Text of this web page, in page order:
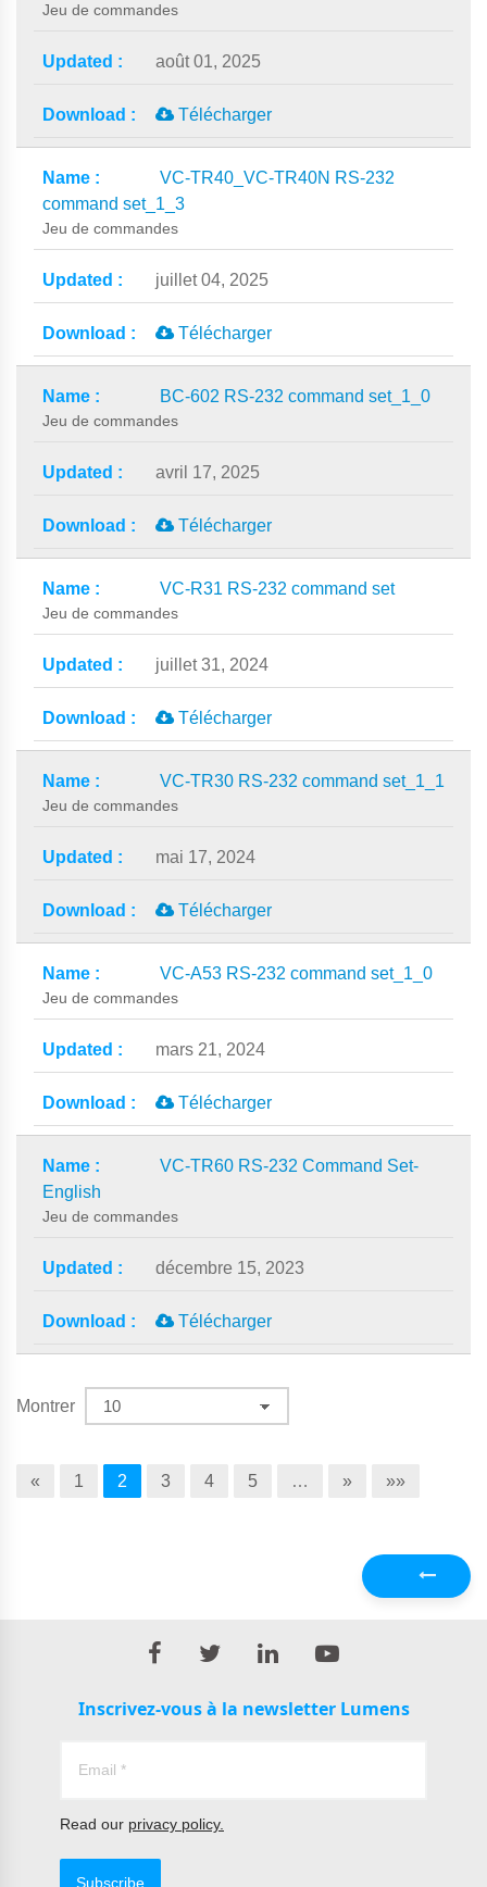
Jeu de commandes
août 01, 2025
Télécharger
VC-TR40_VC-TR40N RS-232
command set_1_3
Jeu de commandes
juillet 04, 2025
Télécharger
BC-602 RS-232 command set_1_0
Jeu de commandes
avril 17, 2025
Télécharger
VC-R31 RS-232 command set
Jeu de commandes
juillet 31, 2024
Télécharger
VC-TR30 RS-232 command set_1_1
Jeu de commandes
mai 17, 2024
Télécharger
VC-A53 RS-232 command set_1_0
Jeu de commandes
mars 21, 2024
Télécharger
VC-TR60 RS-232 Command Set-
English
Jeu de commandes
décembre 15, 2023
Télécharger
Montrer
« 1 2 3 4 5 … » »»
Inscrivez-vous à la newsletter Lumens
Read our privacy policy.
Subscribe